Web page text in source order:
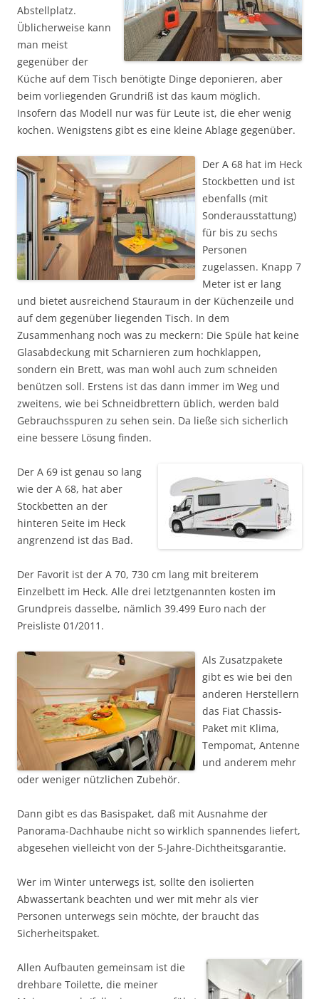
Abstellplatz.
Üblicherweise kann
man meist
gegenüber der
Küche auf dem Tisch benötigte Dinge deponieren, aber
beim vorliegenden Grundriß ist das kaum möglich.
Insofern das Modell nur was für Leute ist, die eher wenig
kochen. Wenigstens gibt es eine kleine Ablage gegenüber.
Der A 68 hat im Heck
Stockbetten und ist
ebenfalls (mit
Sonderausstattung)
für bis zu sechs
Personen
zugelassen. Knapp 7
Meter ist er lang
und bietet ausreichend Stauraum in der Küchenzeile und
auf dem gegenüber liegenden Tisch. In dem
Zusammenhang noch was zu meckern: Die Spüle hat keine
Glasabdeckung mit Scharnieren zum hochklappen,
sondern ein Brett, was man wohl auch zum schneiden
benützen soll. Erstens ist das dann immer im Weg und
zweitens, wie bei Schneidbrettern üblich, werden bald
Gebrauchsspuren zu sehen sein. Da ließe sich sicherlich
eine bessere Lösung finden.
Der A 69 ist genau so lang
wie der A 68, hat aber
Stockbetten an der
hinteren Seite im Heck
angrenzend ist das Bad.
Der Favorit ist der A 70, 730 cm lang mit breiterem
Einzelbett im Heck. Alle drei letztgenannten kosten im
Grundpreis dasselbe, nämlich 39.499 Euro nach der
Preisliste 01/2011.
Als Zusatzpakete
gibt es wie bei den
anderen Herstellern
das Fiat Chassis-
Paket mit Klima,
Tempomat, Antenne
und anderem mehr
oder weniger nützlichen Zubehör.
Dann gibt es das Basispaket, daß mit Ausnahme der
Panorama-Dachhaube nicht so wirklich spannendes liefert,
abgesehen vielleicht von der 5-Jahre-Dichtheitsgarantie.
Wer im Winter unterwegs ist, sollte den isolierten
Abwassertank beachten und wer mit mehr als vier
Personen unterwegs sein möchte, der braucht das
Sicherheitspaket.
Allen Aufbauten gemeinsam ist die
drehbare Toilette, die meiner